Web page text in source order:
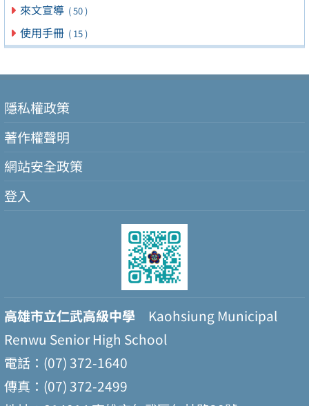
來文宣導 ( 50 )
使用手冊 ( 15 )
隱私權政策
著作權聲明
網站安全政策
登入
高雄市立仁武高級中學 Kaohsiung Municipal
Renwu Senior High School
電話：(07) 372-1640
傳真：(07) 372-2499